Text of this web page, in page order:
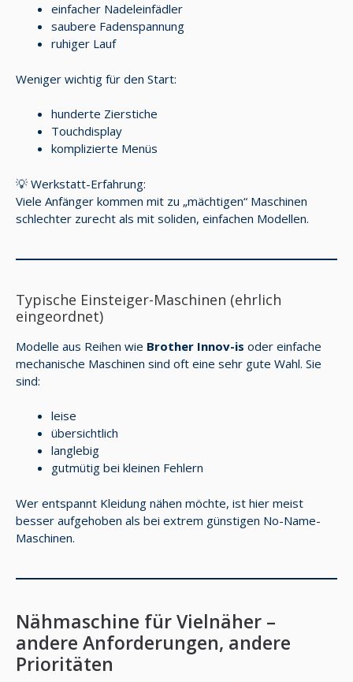
einfacher Nadeleinfädler
saubere Fadenspannung
ruhiger Lauf
Weniger wichtig für den Start:
hunderte Zierstiche
Touchdisplay
komplizierte Menüs
💡 Werkstatt-Erfahrung:
Viele Anfänger kommen mit zu „mächtigen“ Maschinen
schlechter zurecht als mit soliden, einfachen Modellen.
Typische Einsteiger-Maschinen (ehrlich
eingeordnet)
Modelle aus Reihen wie Brother Innov-is oder einfache
mechanische Maschinen sind oft eine sehr gute Wahl. Sie
sind:
leise
übersichtlich
langlebig
gutmütig bei kleinen Fehlern
Wer entspannt Kleidung nähen möchte, ist hier meist
besser aufgehoben als bei extrem günstigen No-Name-
Maschinen.
Nähmaschine für Vielnäher –
andere Anforderungen, andere
Prioritäten